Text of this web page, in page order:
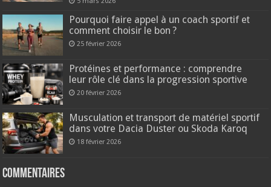
Pourquoi faire appel à un coach sportif et
comment choisir le bon ?
25 février 2026
Protéines et performance : comprendre
leur rôle clé dans la progression sportive
20 février 2026
Musculation et transport de matériel sportif
dans votre Dacia Duster ou Skoda Karoq
18 février 2026
Commentaires